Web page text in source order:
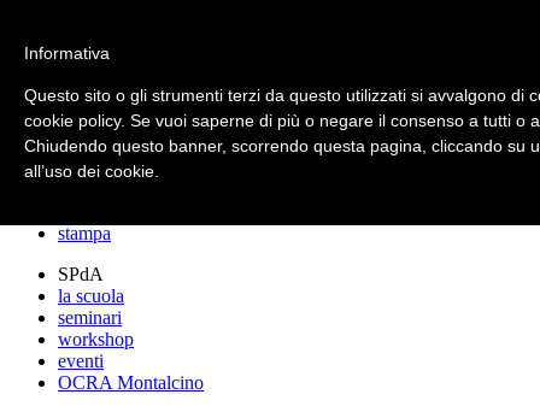
archos
lo studio
progetti
stampa
SPdA
la scuola
seminari
workshop
eventi
OCRA Montalcino
Informativa
Questo sito o gli strumenti terzi da questo utilizzati si avvalgono di
cookie policy. Se vuoi saperne di più o negare il consenso a tutti o
Chiudendo questo banner, scorrendo questa pagina, cliccando
all’uso dei cookie.